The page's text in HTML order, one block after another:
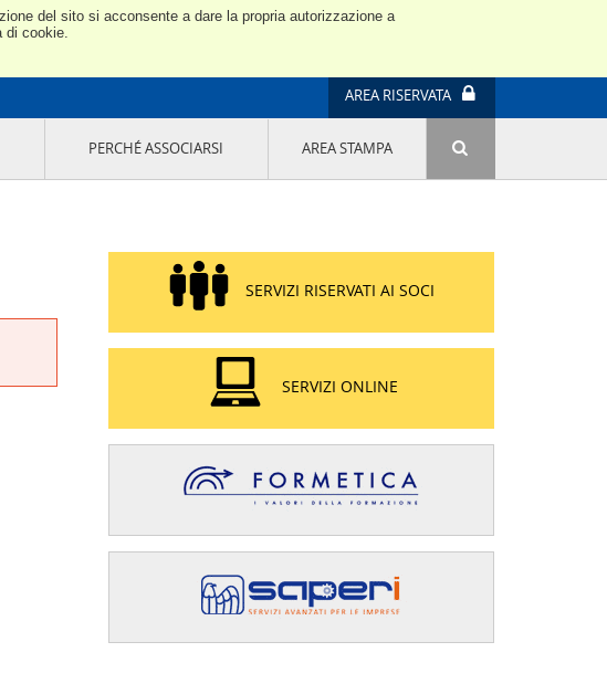
del sito si acconsente a dare la propria autorizzazione a
cookie.
AREA RISERVATA
EDIZIONE
PROGETTO LU.ME.
IL MANAGER DELLA SOSTENIBILITÀ NEL
DISTRETTO TESSILE PRATESE
GRUPPO IMPRENDITORIA FEMMINILE
SOSTENIBILITÀ
PERCHÉ ASSOCIARSI AREA STAMPA
SERVIZI RISERVATI AI SOCI
SERVIZI ONLINE